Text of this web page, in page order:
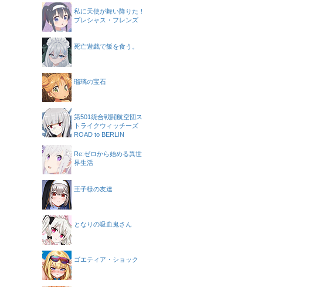
私に天使が舞い降りた！
プレシャス・フレンズ
死亡遊戯で飯を食う。
瑠璃の宝石
第501統合戦闘航空団ス
トライクウィッチーズ
ROAD to BERLIN
Re:ゼロから始める異世
界生活
王子様の友達
となりの吸血鬼さん
ゴエティア・ショック